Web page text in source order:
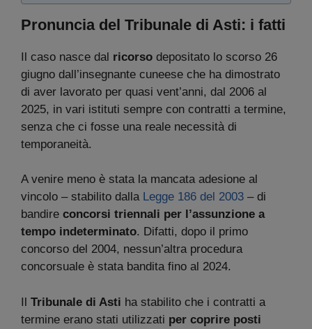
Pronuncia del Tribunale di Asti: i fatti
Il caso nasce dal ricorso depositato lo scorso 26
giugno dall’insegnante cuneese che ha dimostrato
di aver lavorato per quasi vent’anni, dal 2006 al
2025, in vari istituti sempre con contratti a termine,
senza che ci fosse una reale necessità di
temporaneità.
A venire meno è stata la mancata adesione al
vincolo – stabilito dalla Legge 186 del 2003 – di
bandire concorsi triennali per l’assunzione a
tempo indeterminato. Difatti, dopo il primo
concorso del 2004, nessun’altra procedura
concorsuale è stata bandita fino al 2024.
Il Tribunale di Asti ha stabilito che i contratti a
termine erano stati utilizzati per coprire posti